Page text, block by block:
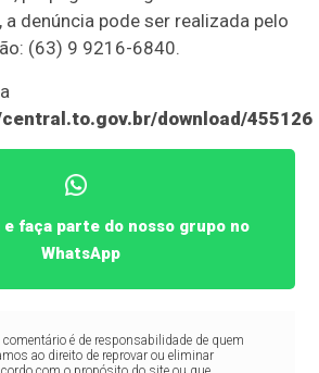
a denúncia pode ser realizada pelo
(63) 9 9216-6840.
download/455126
e faça parte do nosso grupo no
WhatsApp
é de responsabilidade de quem
ao direito de reprovar ou eliminar